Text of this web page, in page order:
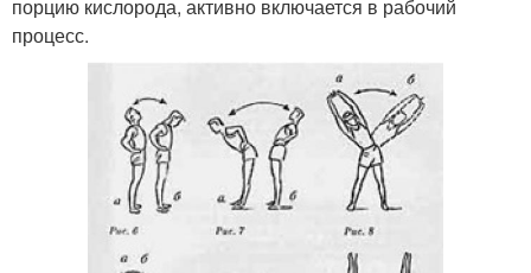
порцию кислорода, активно включается в рабочий
процесс.